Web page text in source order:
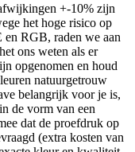
+-10% zijn
het hoge risico op
RGB, raden we aan
ons weten als er
opgenomen en houd
natuurgetrouw
belangrijk voor je is,
de vorm van een
dat de proefdruk op
(extra kosten van